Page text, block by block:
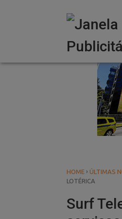
HOME › ÚLTIMAS
LOTÉRICA
Surf